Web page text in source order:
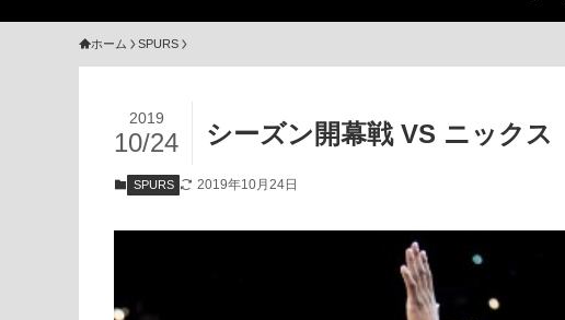
ホーム SPURS
シーズン開幕戦 VS ニックス
2019
10/24
SPURS 2019年10月24日